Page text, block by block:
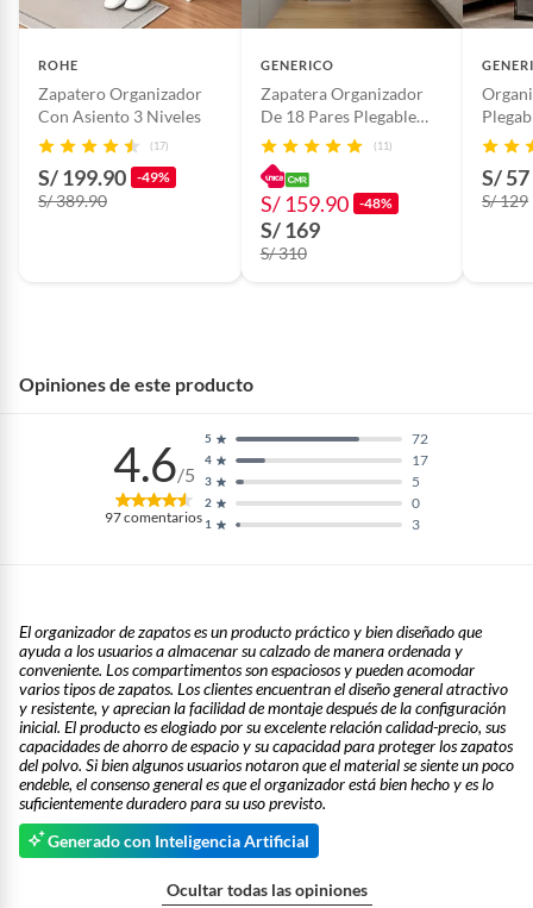
ROHE
Zapatero Organizador
Con Asiento 3 Niveles
(17)
S/ 199.90 -49%
S/ 389.90
GENERICO
Zapatera Organizador
De 18 Pares Plegable
Con Ruedas y Puertas
Imantadas - Ahumado
(11)
S/ 159.90 -48%
S/ 169
S/ 310
S/ 57
S/ 129
Opiniones de este producto
4.6/5
97comentarios 1 3
2 0
3 5
4 17
5 72
El organizador de zapatos es un producto práctico y bien diseñado que
ayuda a los usuarios a almacenar su calzado de manera ordenada y
conveniente. Los compartimentos son espaciosos y pueden acomodar
varios tipos de zapatos. Los clientes encuentran el diseño general atractivo
y resistente, y aprecian la facilidad de montaje después de la configuración
inicial. El producto es elogiado por su excelente relación calidad-precio, sus
capacidades de ahorro de espacio y su capacidad para proteger los zapatos
del polvo. Si bien algunos usuarios notaron que el material se siente un poco
endeble, el consenso general es que el organizador está bien hecho y es lo
suficientemente duradero para su uso previsto.
Generado con Inteligencia Artificial
Ocultar todas las opiniones